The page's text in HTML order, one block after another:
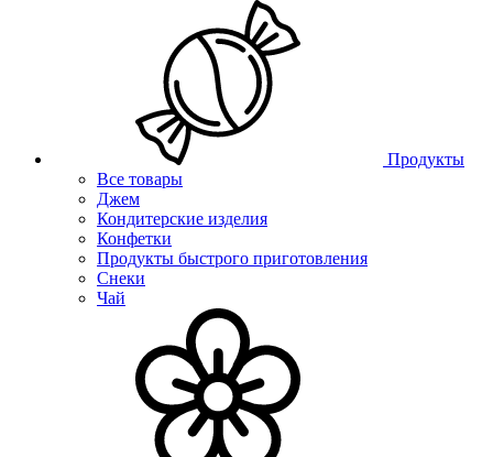
Продукты
Все товары
Джем
Кондитерские изделия
Конфетки
Продукты быстрого приготовления
Снеки
Чай